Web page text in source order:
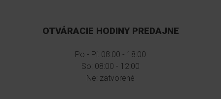
OTVÁRACIE HODINY PREDAJNE
Po - Pi: 08:00 - 18:00
So: 08:00 - 12:00
Ne: zatvorené